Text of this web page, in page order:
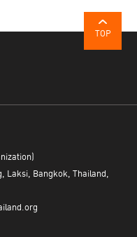
TOP
Laksi, Bangkok, Thailand,